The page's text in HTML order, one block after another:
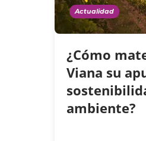
Actualidad
¿Cómo
Viana su
ambiente?